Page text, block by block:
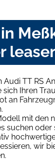
Audi TT RS
sich Ihren
an
mit den
suchen oder
wir